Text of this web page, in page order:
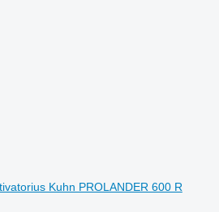
Kuhn PROLANDER 600 R